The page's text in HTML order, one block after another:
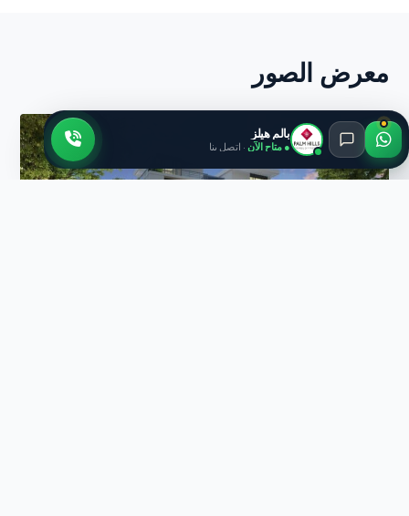
معرض الصور
بالم هيلز
● متاح الآن · اتصل بنا